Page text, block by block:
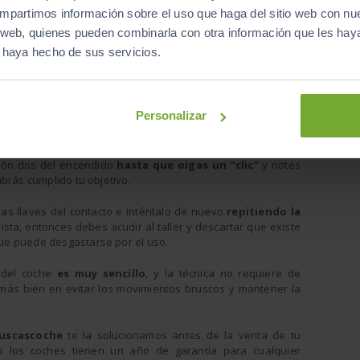
información sobre el uso que haga del sitio web con
quienes pueden combinarla con otra información que les
hecho de sus servicios.
Personalizar
con un
el
la
ya
y,
lado
dos del encendido hasta que oigas un “clic” y notes
cumplido tu objetivo.
llaves del contacto e inténtalo de nuevo repitiendo la
entonces debes acudir al taller y descartar que existe
puede desgastarse por el uso.
coche es muy sencillo, y la técnica no requiere de
bien en evitar los movimientos bruscos y mantener la
te la solucionamos antes de la venta de tu
los coches tienen un año de garantía para cualquier